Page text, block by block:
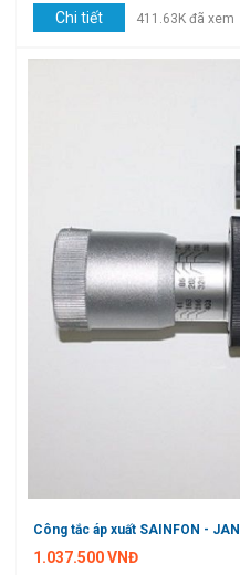
Chi tiết
411.63K đã xem
Công tắc áp xuất SAINFON -
1.037.500 VNĐ